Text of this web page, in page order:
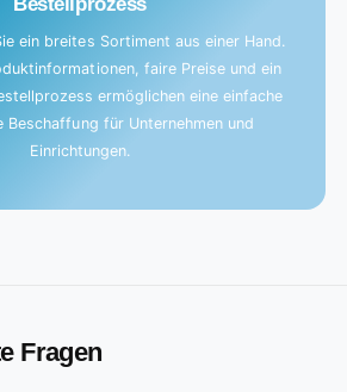
ein breites Sortiment aus einer Hand.
faire Preise und ein
ermöglichen eine einfache
Beschaffung für Unternehmen und
Einrichtungen.
Fragen